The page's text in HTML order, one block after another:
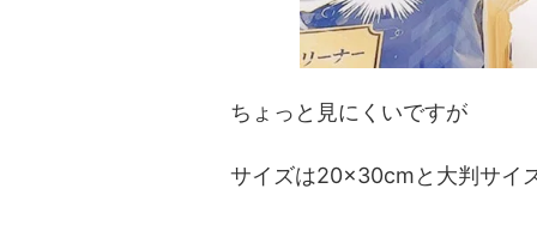
ちょっと見にくいですが
サイズは20×30cmと大判サイ